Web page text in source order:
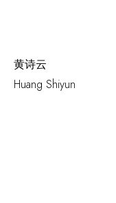
黄诗云
Huang Shiyun